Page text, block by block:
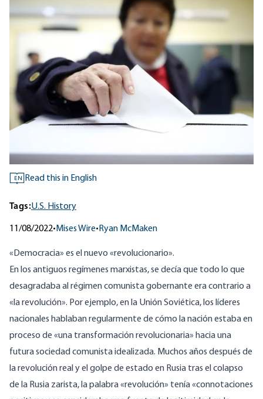
EN Read this in English
Tags:U.S. History
11/08/2022• Mises Wire• Ryan McMaken
«Democracia» es el nuevo «revolucionario».
En los antiguos regímenes marxistas, se decía que todo lo que
desagradaba al régimen comunista gobernante era contrario a
«la revolución». Por ejemplo, en la Unión Soviética, los líderes
nacionales hablaban regularmente de cómo la nación estaba en
proceso de «una transformación revolucionaria» hacia una
futura sociedad comunista idealizada. Muchos años después de
la revolución real y el golpe de estado en Rusia tras el colapso
de la Rusia zarista, la palabra «revolución» tenía «connotaciones